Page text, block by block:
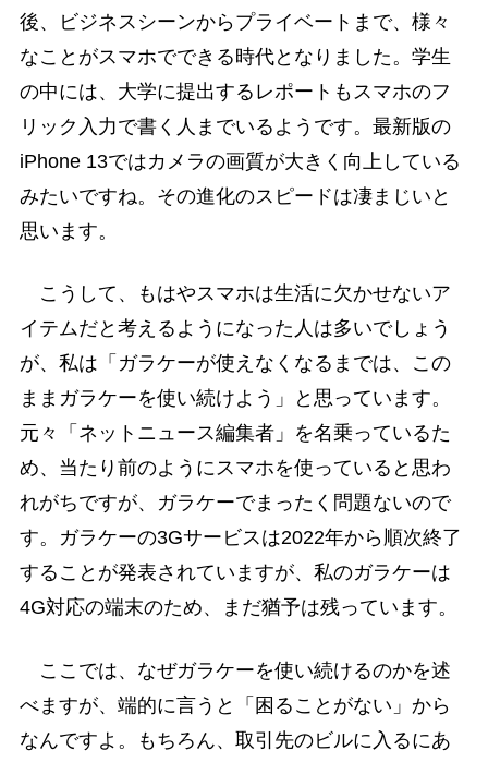
後、ビジネスシーンからプライベートまで、様々
なことがスマホでできる時代となりました。学生
の中には、大学に提出するレポートもスマホのフ
リック入力で書く人までいるようです。最新版の
iPhone 13ではカメラの画質が大きく向上している
みたいですね。その進化のスピードは凄まじいと
思います。
こうして、もはやスマホは生活に欠かせないア
イテムだと考えるようになった人は多いでしょう
が、私は「ガラケーが使えなくなるまでは、この
ままガラケーを使い続けよう」と思っています。
元々「ネットニュース編集者」を名乗っているた
め、当たり前のようにスマホを使っていると思わ
れがちですが、ガラケーでまったく問題ないので
す。ガラケーの3Gサービスは2022年から順次終了
することが発表されていますが、私のガラケーは
4G対応の端末のため、まだ猶予は残っています。
ここでは、なぜガラケーを使い続けるのかを述
べますが、端的に言うと「困ることがない」から
なんですよ。もちろん、取引先のビルに入るにあ